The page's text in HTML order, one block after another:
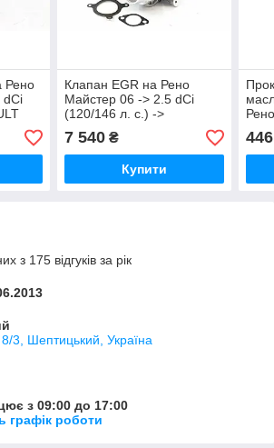
Рено
dCi
Клапан EGR на Рено
Майстер 06 -> 2.5 dCi
(120/146 л. с.) ->
MAGNETI MARELLI
(Італія) - MMAEV124
7 540₴
Купити
446
з 175 відгуків за рік
3, Шептицький, Україна
з 09:00 до 17:00
графік роботи